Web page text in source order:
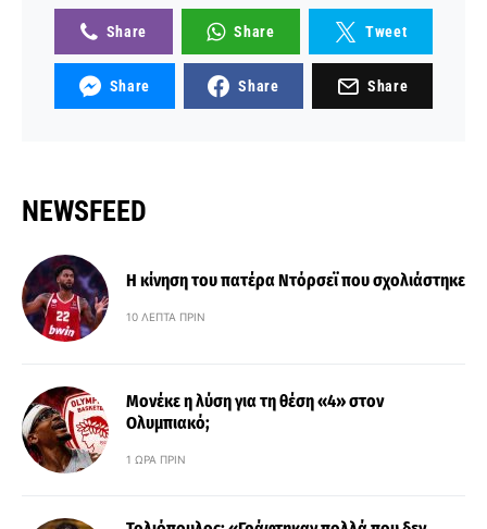
Share Share Tweet
Share Share Share
NEWSFEED
Η κίνηση του πατέρα Ντόρσεϊ που σχολιάστηκε
10 ΛΕΠΤΆ ΠΡΙΝ
Μονέκε η λύση για τη θέση «4» στον
Ολυμπιακό;
1 ΏΡΑ ΠΡΙΝ